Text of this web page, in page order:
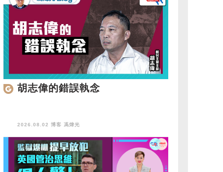
胡志偉的錯誤執念
2026.08.02 博客 馮煒光